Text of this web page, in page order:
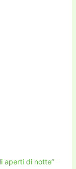
aperti di notte”